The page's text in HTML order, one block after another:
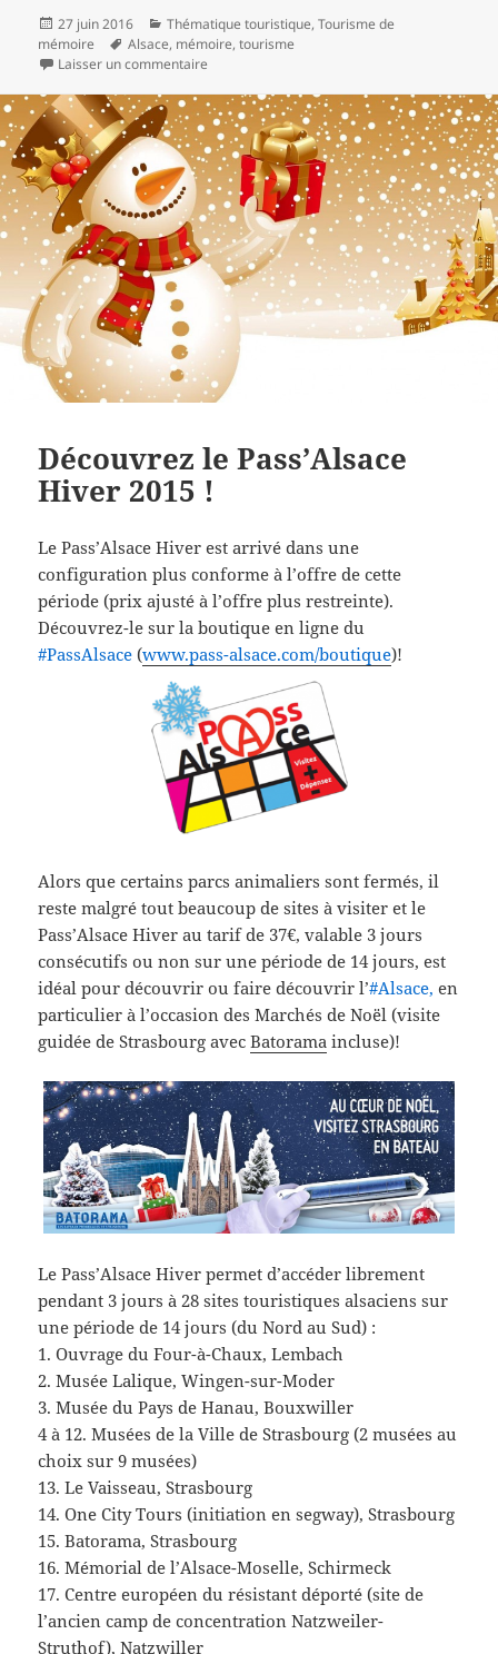
Publié
le
27 juin 2016 Catégories
Thématique touristique,Tourisme de
mémoire
Mots-
clés
Alsace, mémoire,tourisme
Laisser un commentaire
Découvrez le Pass’Alsace
Hiver 2015 !
Le Pass’Alsace Hiver est arrivé dans une
configuration plus conforme à l’offre de cette
période (prix ajusté à l’offre plus restreinte).
Découvrez-le sur la boutique en ligne du
‪#‎PassAlsace‬ (www.pass-alsace.com/boutique)!
Alors que certains parcs animaliers sont fermés, il
reste malgré tout beaucoup de sites à visiter et le
Pass’Alsace Hiver au tarif de 37€, valable 3 jours
consécutifs ou non sur une période de 14 jours, est
idéal pour découvrir ou faire découvrir l’‪#‎Alsace,en
particulier à l’occasion des Marchés de Noël (visite
guidée de Strasbourg avecBatorama incluse)!
Le Pass’Alsace Hiver permet d’accéder librement
pendant 3 jours à 28 sites touristiques alsaciens sur
une période de 14 jours (du Nord au Sud) :
1. Ouvrage du Four-à-Chaux, Lembach
2. Musée Lalique, Wingen-sur-Moder
3. Musée du Pays de Hanau, Bouxwiller
4 à 12. Musées de la Ville de Strasbourg (2 musées au
choix sur 9 musées)
13. Le Vaisseau, Strasbourg
14. One City Tours (initiation en segway), Strasbourg
15. Batorama, Strasbourg
16. Mémorial de l’Alsace-Moselle, Schirmeck
17. Centre européen du résistant déporté (site de
l’ancien camp de concentration Natzweiler-
Struthof), Natzwiller